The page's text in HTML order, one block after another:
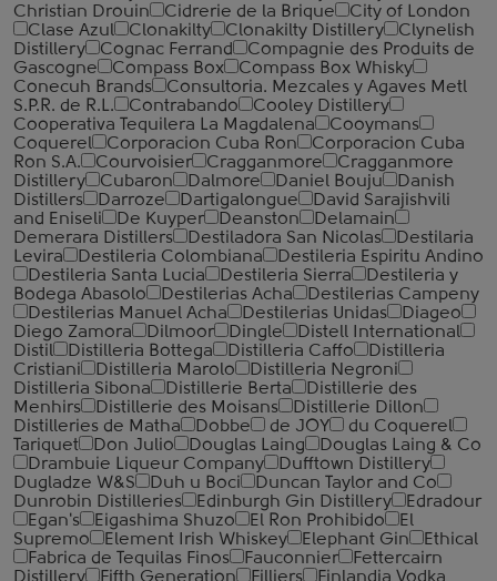
Christian Drouin
Cidrerie de la Brique
City of London
Clase Azul
Clonakilty Clonakilty Distillery
Clynelish
Distillery
Cognac Ferrand
Compagnie des Produits de
Gascogne
Compass Box
Compass Box Whisky
Conecuh Brands
Consultoria. Mezcales y Agaves Metl
S.P.R. de R.L.
Contrabando
Cooley Distillery
Cooperativa Tequilera La Magdalena
Cooymans
Coquerel
Corporacion Cuba Ron
Corporacion Cuba
Ron S.A.
Courvoisier Cragganmore
Cragganmore
Distillery
Cubaron Dalmore Daniel Bouju
Danish
Distillers
Darroze Dartigalongue
David Sarajishvili
and Eniseli
De Kuyper Deanston
Delamain
Demerara Distillers
Destiladora San Nicolas
Destilaria
Levira
Destileria Colombiana
Destileria Espiritu Andino
Destileria Santa Lucia
Destileria Sierra
Destileria y
Bodega Abasolo
Destilerias Acha
Destilerias Campeny
Destilerias Manuel Acha
Destilerias Unidas
Diageo
Diego Zamora
Dilmoor Dingle
Distell International
Distil
Distilleria Bottega Distilleria Caffo
Distilleria
Cristiani
Distilleria Marolo
Distilleria Negroni
Distilleria Sibona
Distillerie Berta
Distillerie des
Menhirs
Distillerie des Moisans
Distillerie Dillon
Distilleries de Matha
Dobbe de JOY
du Coquerel
Tariquet
Don Julio Douglas Laing
Douglas Laing & Co
Drambuie Liqueur Company
Dufftown Distillery
Dugladze W&S
Duh u Boci
Duncan Taylor and Co
Dunrobin Distilleries
Edinburgh Gin Distillery
Edradour
Egan's
Eigashima Shuzo El Ron Prohibido
El
Supremo
Element Irish Whiskey Elephant Gin
Ethical
Fabrica de Tequilas Finos
Fauconnier
Fettercairn